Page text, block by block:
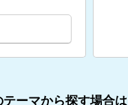
テーマから探す場合は